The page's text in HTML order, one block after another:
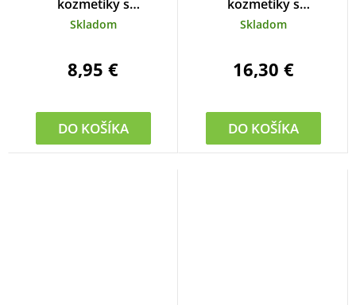
kozmetiky s
levanduľovým olejom
Skladom
8,95 €
DO KOŠÍKA
kozmetiky s
levanduľovým olejom
Skladom
16,30 €
DO KOŠÍKA